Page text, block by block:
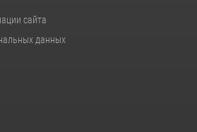
сайта
данных